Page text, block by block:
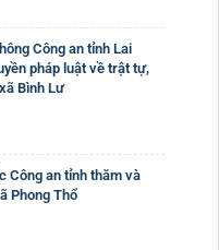
Công an tỉnh Lai
pháp luật về trật tự,
Bình Lư
Công an tỉnh thăm và
Phong Thổ